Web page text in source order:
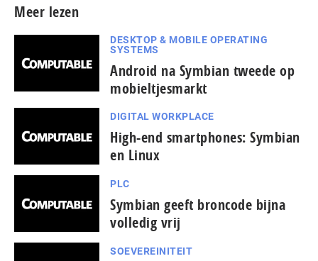
Meer lezen
DESKTOP & MOBILE OPERATING
SYSTEMS
Android na Symbian tweede op
mobieltjesmarkt
DIGITAL WORKPLACE
High-end smartphones: Symbian
en Linux
PLC
Symbian geeft broncode bijna
volledig vrij
SOEVEREINITEIT